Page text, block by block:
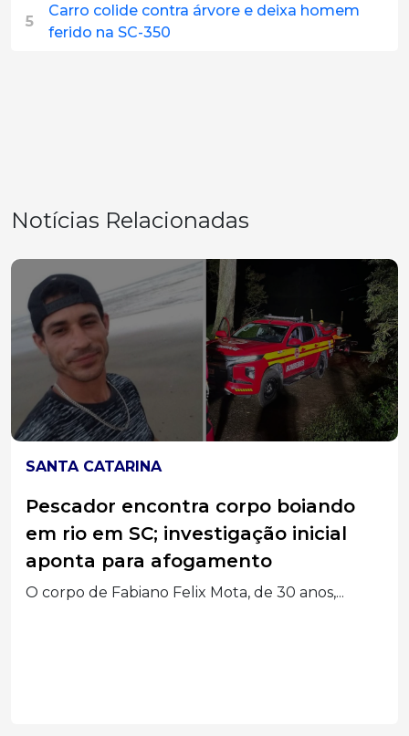
5
Carro colide contra árvore e deixa homem
ferido na SC-350
Notícias Relacionadas
SANTA CATARINA
Pescador encontra corpo boiando
em rio em SC; investigação inicial
aponta para afogamento
O corpo de Fabiano Felix Mota, de 30 anos,...